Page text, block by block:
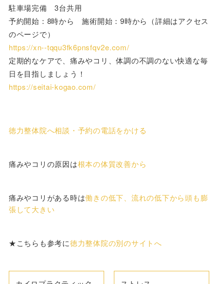
駐車場完備 3台共用
予約開始：8時から 施術開始：9時から（詳細はアクセス
のページで）
https://xn--tqqu3fk6pnsfqv2e.com/
定期的なケアで、痛みやコリ、体調の不調のない快適な毎
日を目指しましょう！
https://seitai-kogao.com/
徳力整体院へ相談・予約の電話をかける
痛みやコリの原因は根本の体質改善から
痛みやコリがある時は働きの低下、流れの低下から頭も膨
張して大きい
★こちらも参考に徳力整体院の別のサイトへ